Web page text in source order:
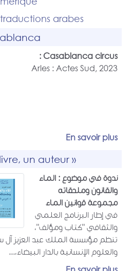
arabes
Casablanca circus :
Arles : Actes Sud, 2023
En savoir plus
un auteur »
ندوة في موضوع : الماء
والقانون وملحقاته
مجموعة قوانين الماء
في إطار البرنامج العلمي
والثقافي "كتاب ومؤلف"،
تنظم مؤسسة الملك عبد العزيز آل
والعلوم الإنسانية بالدار البيضاء،...